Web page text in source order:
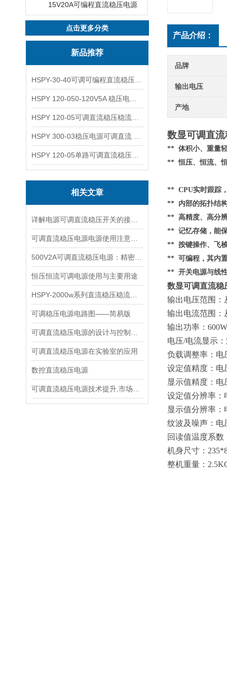
15V20A可编程直流稳压电源
点击更多分类
新品推荐
相关文章
恒压恒流可调电源使用与主要用途
可调稳压电源电路图——简易版
可调直流稳压电源在实验室的应用
数控直流稳压电源
产品介绍：
品牌
输出电压
产地
数显可调直
** 体积小、重量
** 恒压、恒流、
** CPU实时跟踪
** 内部的拓扑结
** 高精度、高分
** 记忆存储，能
** 按键操作、飞
** 可编程，其内
** 开关电源与线
数显可调直流稳
输出电压范围：
输出电流范围：
输出功率： 600W
电压/电流显示
负载调整率：电
设定值精度：电
显示值精度：电
设定值分辨率：
显示值分辨率：
纹波及噪声：电
回读值温度系数
机身尺寸：
整机重量：